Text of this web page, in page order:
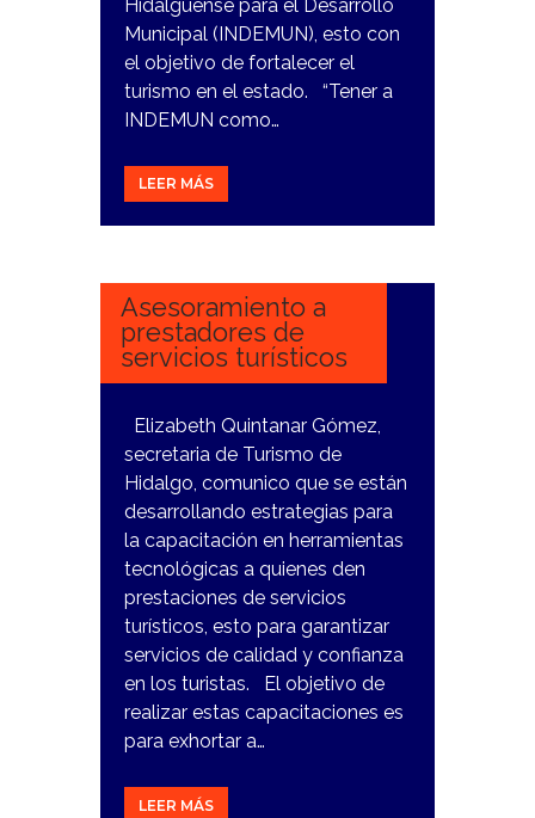
Hidalguense para el Desarrollo
Municipal (INDEMUN), esto con
el objetivo de fortalecer el
turismo en el estado. “Tener a
INDEMUN como…
LEER MÁS
26
Asesoramiento a
prestadores de
servicios turísticos
Elizabeth Quintanar Gómez,
secretaria de Turismo de
Hidalgo, comunico que se están
desarrollando estrategias para
la capacitación en herramientas
tecnológicas a quienes den
prestaciones de servicios
turísticos, esto para garantizar
servicios de calidad y confianza
en los turistas. El objetivo de
realizar estas capacitaciones es
para exhortar a…
LEER MÁS